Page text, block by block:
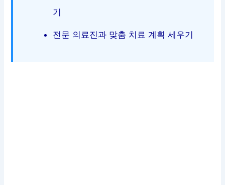
기
전문 의료진과 맞춤 치료 계획 세우기